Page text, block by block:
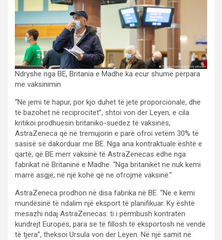
Ndryshe nga BE, Britania e Madhe ka ecur shumë përpara
me vaksinimin
“Ne jemi të hapur, por kjo duhet të jetë proporcionale, dhe
të bazohet në reciprocitet”, shtoi von der Leyen, e cila
kritikoi prodhuesin britaniko-suedez të vaksinës,
AstraZeneca që në tremujorin e parë ofroi vetëm 30% të
sasisë së dakorduar me BE. Nga ana kontraktuale është e
qartë, që BE merr vaksinë të AstraZenecas edhe nga
fabrikat në Britaninë e Madhe. “Nga britanikët ne nuk kemi
marrë asgjë, në një kohë që ne ofrojmë vaksinë.”
AstraZeneca prodhon në disa fabrika në BE. “Ne e kemi
mundësinë të ndalim një eksport të planifikuar. Ky është
mesazhi ndaj AstraZenecas: ti i përmbush kontratën
kundrejt Europës, para se të fillosh të eksportosh në vende
të tjera”, theksoi Ursula von der Leyen. Në një samit në